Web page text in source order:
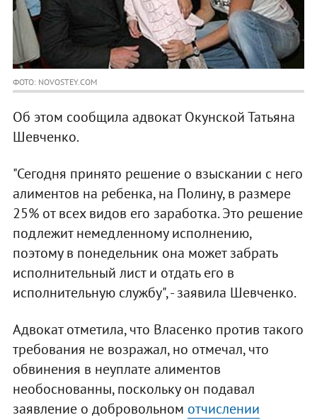
ФОТО: NOVOSTEY.COM
Об этом сообщила адвокат Окунской Татьяна
Шевченко.
"Сегодня принято решение о взыскании с него
алиментов на ребенка, на Полину, в размере
25% от всех видов его заработка. Это решение
подлежит немедленному исполнению,
поэтому в понедельник она может забрать
исполнительный лист и отдать его в
исполнительную службу", - заявила Шевченко.
Адвокат отметила, что Власенко против такого
требования не возражал, но отмечал, что
обвинения в неуплате алиментов
необоснованны, поскольку он подавал
заявление о добровольном отчислении